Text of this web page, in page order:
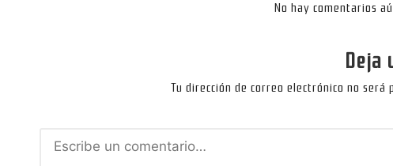
No hay comentarios
Deja
Tu dirección de correo electrónico no será